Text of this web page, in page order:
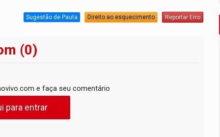
Sugestão de Pauta Direito ao esquecimento Reportar Erro
(0)
e faça seu comentário
para entrar